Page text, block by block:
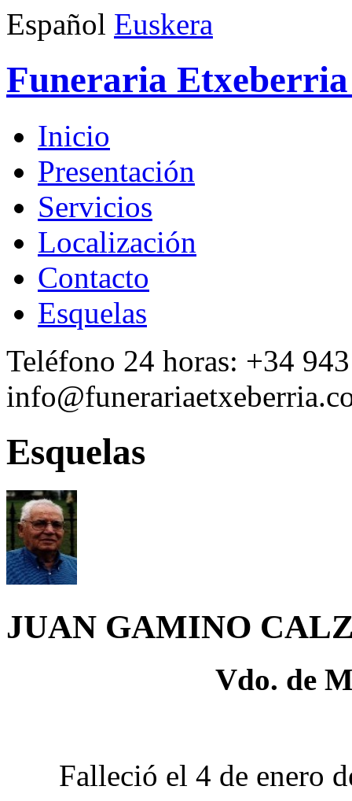
Español Euskera
Funeraria
Inicio
Presentación
Servicios
Localización
Contacto
Esquelas
Teléfono 24 horas: +34
Esquelas
JUAN GAMINO
Vdo. de
Falleció el 4 de enero